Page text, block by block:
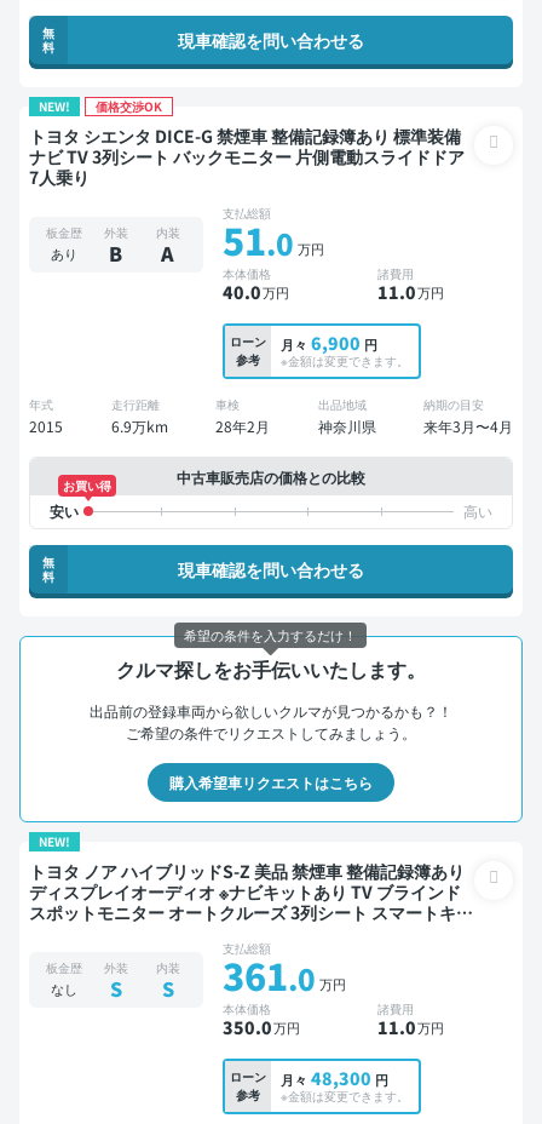
無
料
現車確認を問い合わせる
NEW! 価格交渉OK
トヨタ シエンタ DICE-G 禁煙車 整備記録簿あり 標準装備
ナビ TV 3列シート バックモニター 片側電動スライドドア
7人乗り
板金歴
あり
外装
B
内装
A
支払総額
51.0 万円
本体価格
40.0万円
諸費用
11.0万円
ローン
参考
月々 6,900 円
※金額は変更できます。
年式
2015
走行距離
6.9万km
車検
28年2月
出品地域
神奈川県
納期の目安
来年3月〜4月
中古車販売店の価格との比較
お買い得
無
料
現車確認を問い合わせる
クルマ探しをお手伝いいたします。
出品前の登録車両から欲しいクルマが見つかるかも？！
ご希望の条件でリクエストしてみましょう。
購入希望車リクエストはこちら
NEW!
トヨタ ノア ハイブリッドS-Z 美品 禁煙車 整備記録簿あり
ディスプレイオーディオ ※ナビキットあり TV ブラインド
スポットモニター オートクルーズ 3列シート スマートキー
衝突軽減 両側電動スライドドア 7人乗り
板金歴
なし
外装
S
内装
S
支払総額
361.0 万円
本体価格
350.0万円
諸費用
11.0万円
ローン
参考
月々 48,300 円
※金額は変更できます。
希望の条件を入力するだけ！